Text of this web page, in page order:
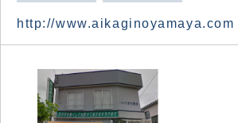
http://www.aikaginoyamaya.com